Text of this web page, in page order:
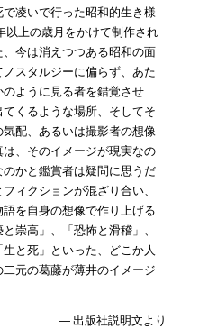
凌いで行った昭和的生き様
上の歳月をかけて制作され
今は消えつつある昭和の面
スタルジーに偏らず、あた
ように見る者を錯覚させ
くるような場所、そしてそ
配、あるいは撮影者の想像
、そのイメージが現実なの
かと鑑賞者は疑問に思うだ
ィクションが混ざり合い、
を自身の想像で作り上げる
崇高」、「恐怖と滑稽」、
と死」といった、どこか人
元の葛藤が薄井のイメージ
― 出版社説明文より